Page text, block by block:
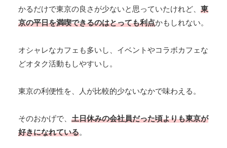
かるだけで東京の良さが少ないと思っていたけれど、 東
京の平日を満喫できるのはとっても利点かもしれない。
オシャレなカフェも多いし、イベントやコラボカフェな
どオタク活動もしやすいし。
東京の利便性を、人が比較的少ないなかで味わえる。
そのおかげで、 土日休みの会社員だった頃よりも東京が
好きになれている。